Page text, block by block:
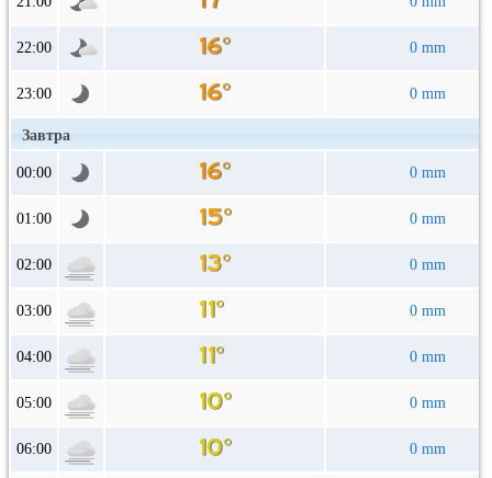
22:00 0 mm
23:00 0 mm
Завтра
00:00 0 mm
01:00 0 mm
02:00 0 mm
03:00 0 mm
04:00 0 mm
05:00 0 mm
06:00 0 mm